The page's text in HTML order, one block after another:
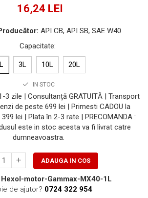
16,24 LEI
API CB, API SB, SAE W40
Capacitate:
3L 10L 20L
IN STOC
3 zile | Consultanță GRATUITĂ | Transport
de peste 699 lei | Primesti CADOU la
lei | Plata în 2-3 rate | PRECOMANDA :
este in stoc acesta va fi livrat catre
dumneavoastra.
ADAUGA IN COS
Hexol-motor-Gammax-MX40-1L
de ajutor? 0724 322 954